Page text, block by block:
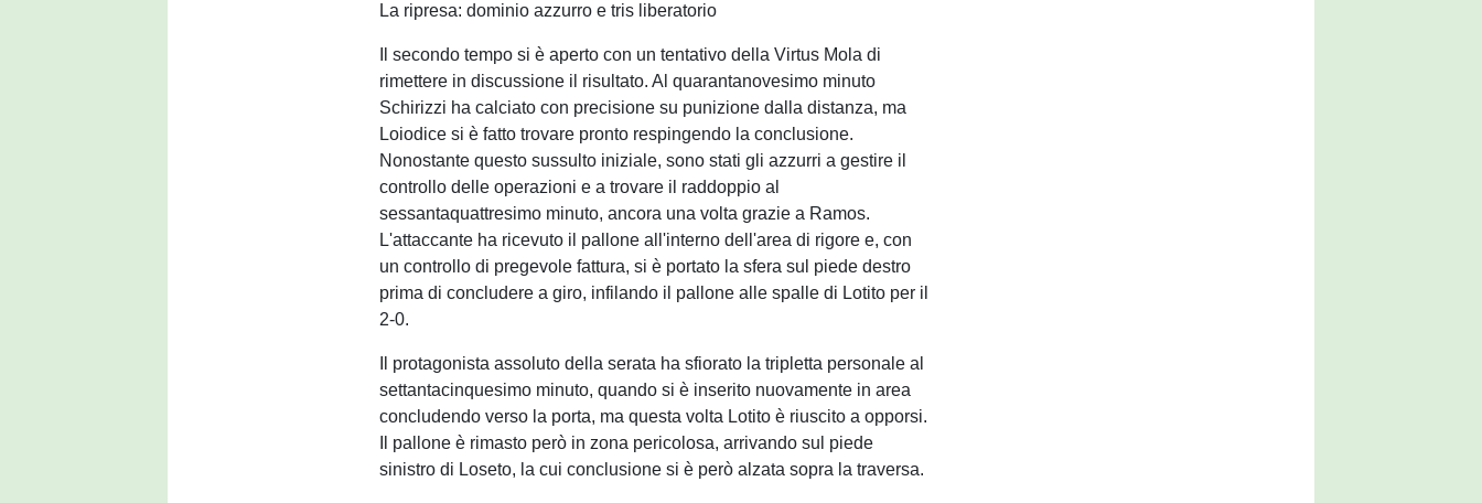
La ripresa: dominio azzurro e tris liberatorio
Il secondo tempo si è aperto con un tentativo della Virtus Mola di
rimettere in discussione il risultato. Al quarantanovesimo minuto
Schirizzi ha calciato con precisione su punizione dalla distanza, ma
Loiodice si è fatto trovare pronto respingendo la conclusione.
Nonostante questo sussulto iniziale, sono stati gli azzurri a gestire il
controllo delle operazioni e a trovare il raddoppio al
sessantaquattresimo minuto, ancora una volta grazie a Ramos.
L'attaccante ha ricevuto il pallone all'interno dell'area di rigore e, con
un controllo di pregevole fattura, si è portato la sfera sul piede destro
prima di concludere a giro, infilando il pallone alle spalle di Lotito per il
2-0.
Il protagonista assoluto della serata ha sfiorato la tripletta personale al
settantacinquesimo minuto, quando si è inserito nuovamente in area
concludendo verso la porta, ma questa volta Lotito è riuscito a opporsi.
Il pallone è rimasto però in zona pericolosa, arrivando sul piede
sinistro di Loseto, la cui conclusione si è però alzata sopra la traversa.